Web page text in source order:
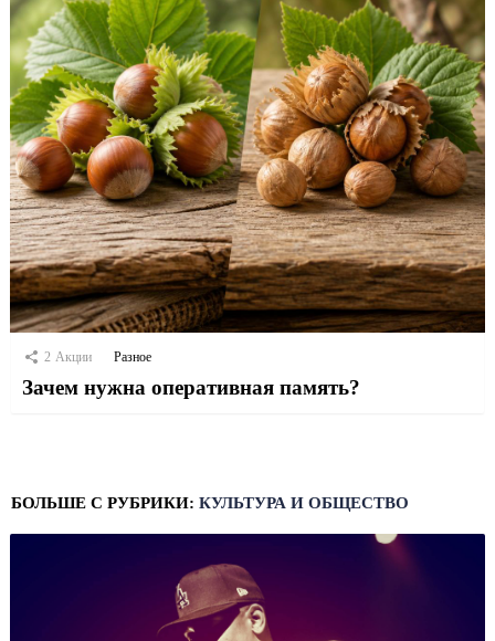
2 Акции Разное
Зачем нужна оперативная память?
БОЛЬШЕ С РУБРИКИ: КУЛЬТУРА И ОБЩЕСТВО